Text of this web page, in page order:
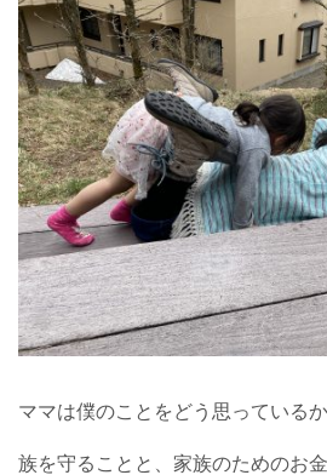
ママは僕のことをどう思っている
族を守ることと、家族のためのお